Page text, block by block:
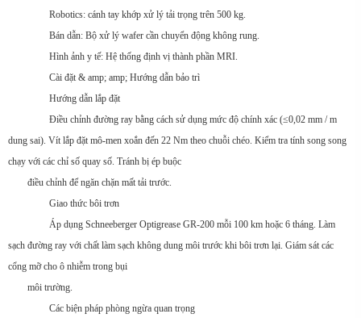
Robotics: cánh tay khớp xử lý tải trọng trên 500 kg.
Bán dẫn: Bộ xử lý wafer cần chuyển động không rung.
Hình ảnh y tế: Hệ thống định vị thành phần MRI.
Cài đặt & amp; amp; Hướng dẫn bảo trì
Hướng dẫn lắp đặt
Điều chỉnh đường ray bằng cách sử dụng mức độ chính xác (≤0,02 mm / m
dung sai). Vít lắp đặt mô-men xoắn đến 22 Nm theo chuỗi chéo. Kiểm tra tính song song
chạy với các chỉ số quay số. Tránh bị ép buộc
điều chỉnh để ngăn chặn mất tải trước.
Giao thức bôi trơn
Áp dụng Schneeberger Optigrease GR-200 mỗi 100 km hoặc 6 tháng. Làm
sạch đường ray với chất làm sạch không dung môi trước khi bôi trơn lại. Giám sát các
cổng mỡ cho ô nhiễm trong bụi
môi trường.
Các biện pháp phòng ngừa quan trọng